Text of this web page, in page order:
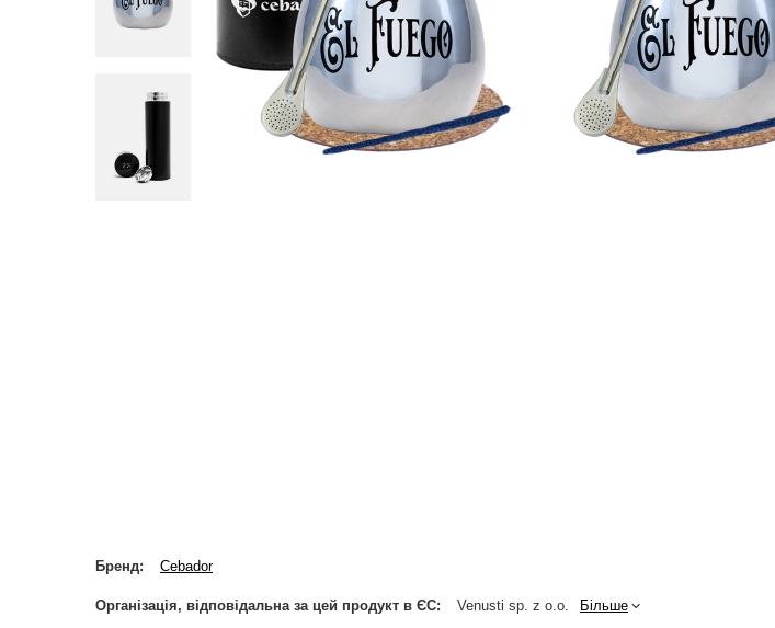
Бренд Cebador
Організація, відповідальна за цей продукт в ЄС Venusti sp. z o.o. Більше